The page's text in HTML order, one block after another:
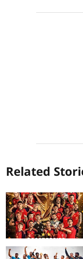
Related